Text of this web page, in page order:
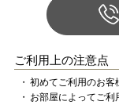
ご利用上の注意点
初めてご利用のお客
お部屋によってご利